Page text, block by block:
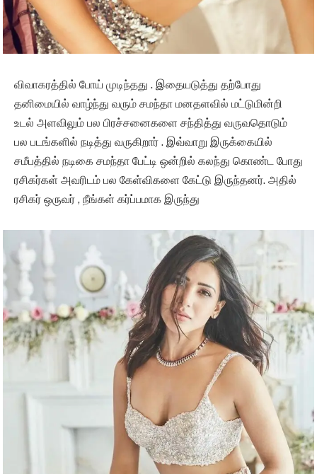
விவாகரத்தில் போய் முடிந்தது . இதையடுத்து தற்போது
தனிமையில் வாழ்ந்து வரும் சமந்தா மனதளவில் மட்டுமின்றி
உடல் அளவிலும் பல பிரச்சனைகளை சந்தித்து வருவதொடும்
பல படங்களில் நடித்து வருகிறார் . இவ்வாறு இருக்கையில்
சமீபத்தில் நடிகை சமந்தா பேட்டி ஒன்றில் கலந்து கொண்ட போது
ரசிகர்கள் அவரிடம் பல கேள்விகளை கேட்டு இருந்தனர். அதில்
ரசிகர் ஒருவர் , நீங்கள் கர்ப்பமாக இருந்து